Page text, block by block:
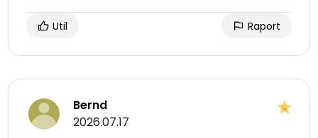
Util Raport
Bernd
2026.07.17